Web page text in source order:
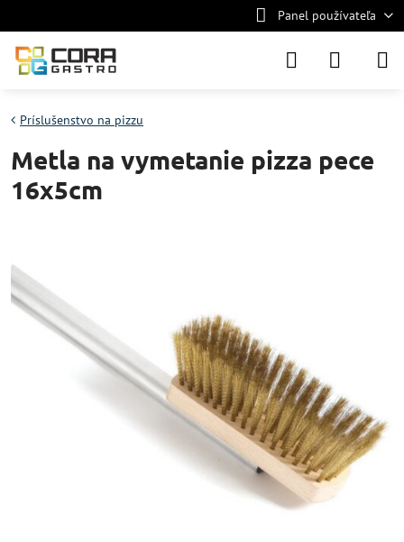
Panel používateľa
Príslušenstvo na pizzu
Metla na vymetanie pizza pece
16x5cm